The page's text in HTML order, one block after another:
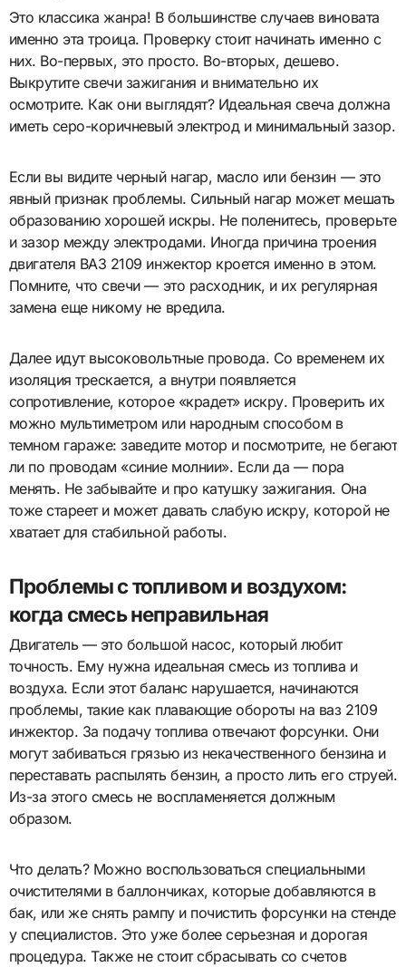
Это классика жанра! В большинстве случаев виновата
именно эта троица. Проверку стоит начинать именно с
них. Во-первых, это просто. Во-вторых, дешево.
Выкрутите свечи зажигания и внимательно их
осмотрите. Как они выглядят? Идеальная свеча должна
иметь серо-коричневый электрод и минимальный зазор.
Если вы видите черный нагар, масло или бензин — это
явный признак проблемы. Сильный нагар может мешать
образованию хорошей искры. Не поленитесь, проверьте
и зазор между электродами. Иногда причина троения
двигателя ВАЗ 2109 инжектор кроется именно в этом.
Помните, что свечи — это расходник, и их регулярная
замена еще никому не вредила.
Далее идут высоковольтные провода. Со временем их
изоляция трескается, а внутри появляется
сопротивление, которое «крадет» искру. Проверить их
можно мультиметром или народным способом в
темном гараже: заведите мотор и посмотрите, не бегают
ли по проводам «синие молнии». Если да — пора
менять. Не забывайте и про катушку зажигания. Она
тоже стареет и может давать слабую искру, которой не
хватает для стабильной работы.
Проблемы с топливом и воздухом:
когда смесь неправильная
Двигатель — это большой насос, который любит
точность. Ему нужна идеальная смесь из топлива и
воздуха. Если этот баланс нарушается, начинаются
проблемы, такие как плавающие обороты на ваз 2109
инжектор. За подачу топлива отвечают форсунки. Они
могут забиваться грязью из некачественного бензина и
переставать распылять бензин, а просто лить его струей.
Из-за этого смесь не воспламеняется должным
образом.
Что делать? Можно воспользоваться специальными
очистителями в баллончиках, которые добавляются в
бак, или же снять рампу и почистить форсунки на стенде
у специалистов. Это уже более серьезная и дорогая
процедура. Также не стоит сбрасывать со счетов